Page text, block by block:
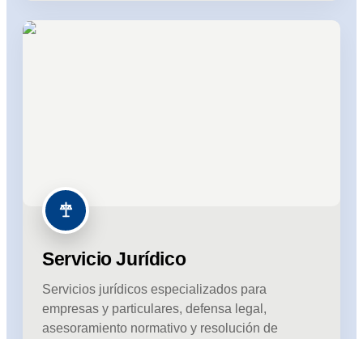
Servicio Jurídico
Servicios jurídicos especializados para
empresas y particulares, defensa legal,
asesoramiento normativo y resolución de